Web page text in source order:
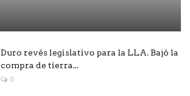
Duro revés legislativo para la LLA. Bajó la
compra de tierra...
0